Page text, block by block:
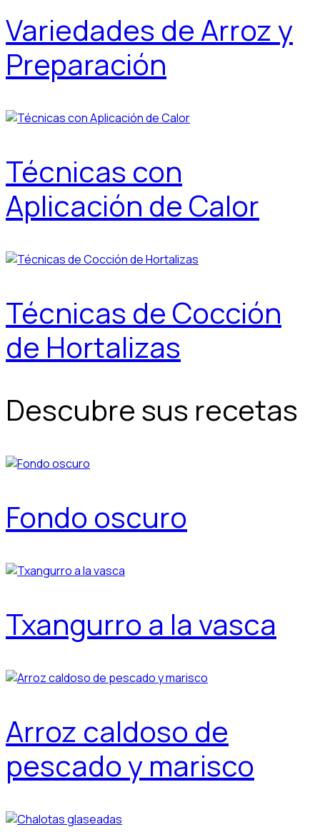
Variedades de Arroz y
Preparación
Técnicas con
Aplicación de Calor
Técnicas de Cocción
de Hortalizas
Descubre sus recetas
Fondo oscuro
Txangurro a la vasca
Arroz caldoso de
pescado y marisco